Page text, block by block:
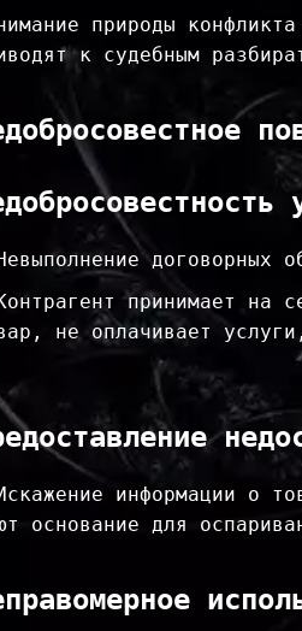
природы
к судебным
договорных
принимает на
не оплачивает
информации о
основание для